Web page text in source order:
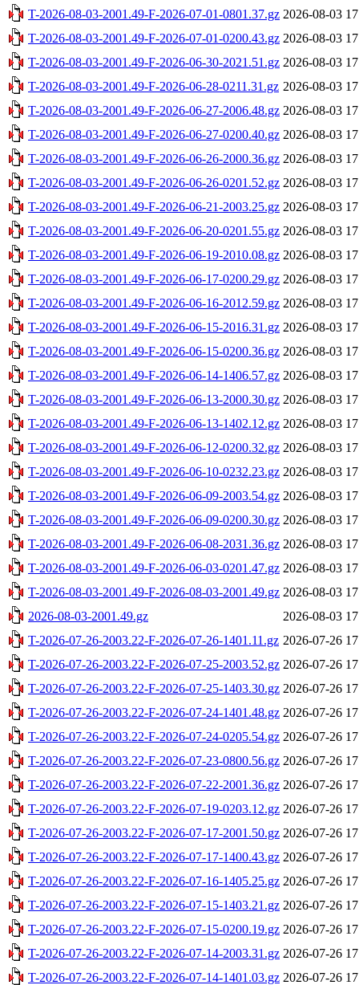
T-2026-08-03-2001.49-F-2026-07-01-0801.37.gz 2026-08-03
T-2026-08-03-2001.49-F-2026-07-01-0200.43.gz 2026-08-03
T-2026-08-03-2001.49-F-2026-06-30-2021.51.gz 2026-08-03
T-2026-08-03-2001.49-F-2026-06-28-0211.31.gz 2026-08-03
T-2026-08-03-2001.49-F-2026-06-27-2006.48.gz 2026-08-03
T-2026-08-03-2001.49-F-2026-06-27-0200.40.gz 2026-08-03
T-2026-08-03-2001.49-F-2026-06-26-2000.36.gz 2026-08-03
T-2026-08-03-2001.49-F-2026-06-26-0201.52.gz 2026-08-03
T-2026-08-03-2001.49-F-2026-06-21-2003.25.gz 2026-08-03
T-2026-08-03-2001.49-F-2026-06-20-0201.55.gz 2026-08-03
T-2026-08-03-2001.49-F-2026-06-19-2010.08.gz 2026-08-03
T-2026-08-03-2001.49-F-2026-06-17-0200.29.gz 2026-08-03
T-2026-08-03-2001.49-F-2026-06-16-2012.59.gz 2026-08-03
T-2026-08-03-2001.49-F-2026-06-15-2016.31.gz 2026-08-03
T-2026-08-03-2001.49-F-2026-06-15-0200.36.gz 2026-08-03
T-2026-08-03-2001.49-F-2026-06-14-1406.57.gz 2026-08-03
T-2026-08-03-2001.49-F-2026-06-13-2000.30.gz 2026-08-03
T-2026-08-03-2001.49-F-2026-06-13-1402.12.gz 2026-08-03
T-2026-08-03-2001.49-F-2026-06-12-0200.32.gz 2026-08-03
T-2026-08-03-2001.49-F-2026-06-10-0232.23.gz 2026-08-03
T-2026-08-03-2001.49-F-2026-06-09-2003.54.gz 2026-08-03
T-2026-08-03-2001.49-F-2026-06-09-0200.30.gz 2026-08-03
T-2026-08-03-2001.49-F-2026-06-08-2031.36.gz 2026-08-03
T-2026-08-03-2001.49-F-2026-06-03-0201.47.gz 2026-08-03
T-2026-08-03-2001.49-F-2026-08-03-2001.49.gz 2026-08-03
2026-08-03-2001.49.gz
2026-08-03
T-2026-07-26-2003.22-F-2026-07-26-1401.11.gz 2026-07-26
T-2026-07-26-2003.22-F-2026-07-25-2003.52.gz 2026-07-26
T-2026-07-26-2003.22-F-2026-07-25-1403.30.gz 2026-07-26
T-2026-07-26-2003.22-F-2026-07-24-1401.48.gz 2026-07-26
T-2026-07-26-2003.22-F-2026-07-24-0205.54.gz 2026-07-26
T-2026-07-26-2003.22-F-2026-07-23-0800.56.gz 2026-07-26
T-2026-07-26-2003.22-F-2026-07-22-2001.36.gz 2026-07-26
T-2026-07-26-2003.22-F-2026-07-19-0203.12.gz 2026-07-26
T-2026-07-26-2003.22-F-2026-07-17-2001.50.gz 2026-07-26
T-2026-07-26-2003.22-F-2026-07-17-1400.43.gz 2026-07-26
T-2026-07-26-2003.22-F-2026-07-16-1405.25.gz 2026-07-26
T-2026-07-26-2003.22-F-2026-07-15-1403.21.gz 2026-07-26
T-2026-07-26-2003.22-F-2026-07-15-0200.19.gz 2026-07-26
T-2026-07-26-2003.22-F-2026-07-14-2003.31.gz 2026-07-26
T-2026-07-26-2003.22-F-2026-07-14-1401.03.gz 2026-07-26